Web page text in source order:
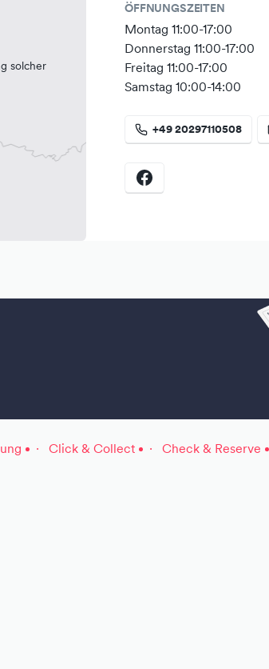
solcher
ÖFFNUNGSZEITEN
Montag 11:00-17:00
Donnerstag 11:00-17:00
Freitag 11:00-17:00
Samstag 10:00-14:00
+49 20297110508
Click & Collect Check & Reserve